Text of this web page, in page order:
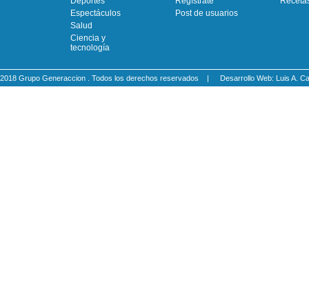
Espectáculos
Salud
Ciencia y
tecnología
Post de usuarios
2018 Grupo Generaccion . Todos los derechos reservados | Desarrollo Web: Luis